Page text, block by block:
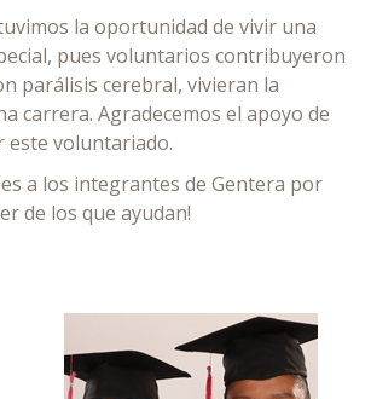
la oportunidad de vivir una
pues voluntarios contribuyeron
parálisis cerebral, vivieran la
carrera. Agradecemos el apoyo de
este voluntariado.
a los integrantes de Gentera por
de los que ayudan!